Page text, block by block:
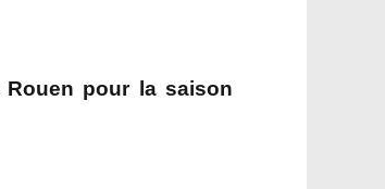
Rouen pour la saison